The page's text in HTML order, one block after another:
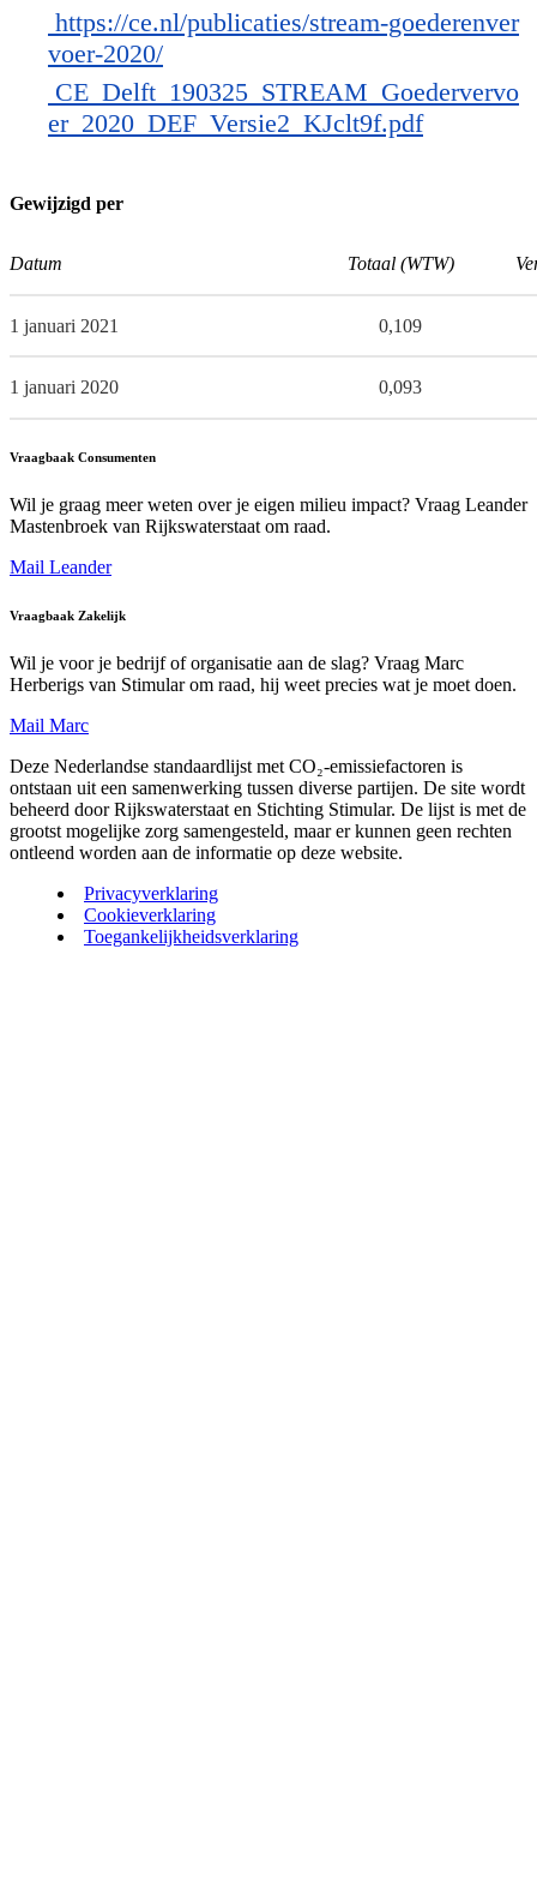
https://ce.nl/publicaties/stream-goederenver
voer-2020/
CE_Delft_190325_STREAM_Goedervervo
er_2020_DEF_Versie2_KJclt9f.pdf
Gewijzigd per
Datum Totaal (WTW)
1 januari 2021 0,109
1 januari 2020 0,093
Vraagbaak Consumenten
Wil je graag meer weten over je eigen milieu impact? Vraag Leander
Mastenbroek van Rijkswaterstaat om raad.
Mail Leander
Vraagbaak Zakelijk
Wil je voor je bedrijf of organisatie aan de slag? Vraag Marc
Herberigs van Stimular om raad, hij weet precies wat je moet doen.
Mail Marc
Deze Nederlandse standaardlijst met CO₂-emissiefactoren is
ontstaan uit een samenwerking tussen diverse partijen. De site wordt
beheerd door Rijkswaterstaat en Stichting Stimular. De lijst is met de
grootst mogelijke zorg samengesteld, maar er kunnen geen rechten
ontleend worden aan de informatie op deze website.
Privacyverklaring
Cookieverklaring
Toegankelijkheidsverklaring